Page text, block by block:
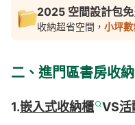
2025 空間設計包免
收納超省空間， 小坪數
二、進門區書房收
1.嵌入式收納櫃 VS活